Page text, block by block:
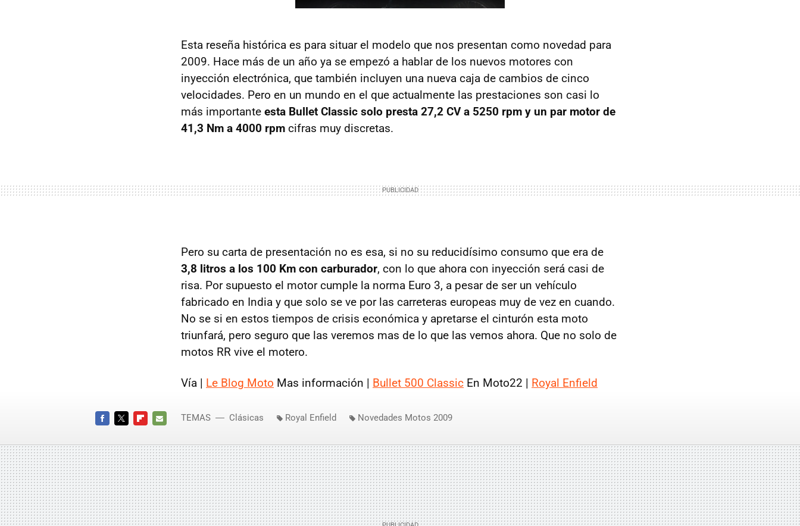
Esta reseña histórica es para situar el modelo que nos presentan como novedad para
2009. Hace más de un año ya se empezó a hablar de los nuevos motores con
inyección electrónica, que también incluyen una nueva caja de cambios de cinco
velocidades. Pero en un mundo en el que actualmente las prestaciones son casi lo
más importante esta Bullet Classic solo presta 27,2 CV a 5250 rpm y un par motor de
41,3 Nm a 4000 rpm cifras muy discretas.
Pero su carta de presentación no es esa, si no su reducidísimo consumo que era de
3,8 litros a los 100 Km con carburador, con lo que ahora con inyección será casi de
risa. Por supuesto el motor cumple la norma Euro 3, a pesar de ser un vehículo
fabricado en India y que solo se ve por las carreteras europeas muy de vez en cuando.
No se si en estos tiempos de crisis económica y apretarse el cinturón esta moto
triunfará, pero seguro que las veremos mas de lo que las vemos ahora. Que no solo de
motos RR vive el motero.
Vía | Le Blog Moto Mas información | Bullet 500 Classic En Moto22 | Royal Enfield
MAIL
TEMAS Clásicas Royal Enfield Novedades Motos 2009